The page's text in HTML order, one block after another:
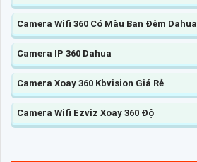
Camera Wifi 360 Có Màu Ban Đêm Dahua
Camera IP 360 Dahua
Camera Xoay 360 Kbvision Giá Rẻ
Camera Wifi Ezviz Xoay 360 Độ